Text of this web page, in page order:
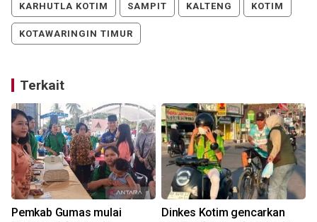
KARHUTLA KOTIM SAMPIT KALTENG KOTIM
KOTAWARINGIN TIMUR
Terkait
Pemkab Gumas mulai
Dinkes Kotim gencarkan